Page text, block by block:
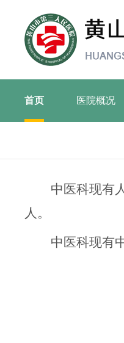
首页 医院概况
中医科现有
人。
中医科现有